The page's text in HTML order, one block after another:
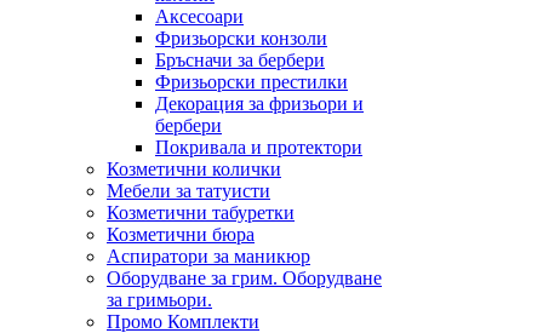
Аксесоари
Фризьорски конзоли
Бръсначи за бербери
Фризьорски престилки
Декорация за фризьори и
бербери
Покривала и протектори
Козметични колички
Мебели за татуисти
Козметични табуретки
Козметични бюра
Аспиратори за маникюр
Оборудване за грим. Оборудване
за гримьори.
Промо Комплекти